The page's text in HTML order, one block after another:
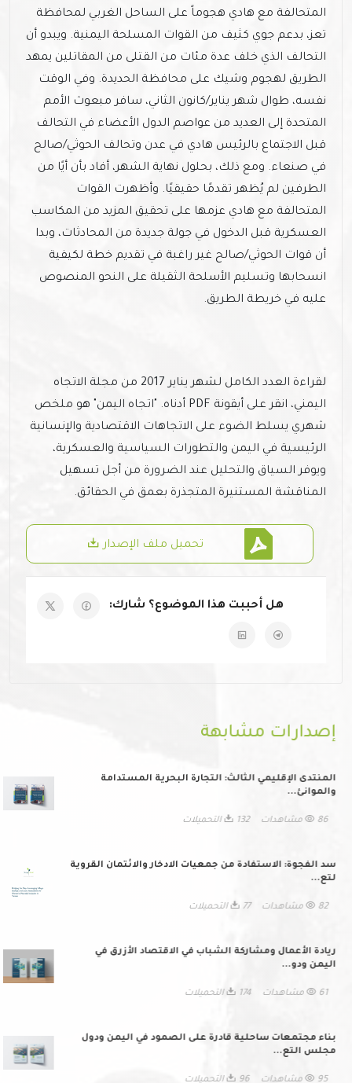
المتحالفة مع هادي هجوماً على الساحل الغربي لمحافظة
تعز، بدعم جوي كثيف من القوات المسلحة اليمنية. ويبدو أن
التحالف الذي خلف عدة مئات من القتلى من المقاتلين يمهد
الطريق لهجوم وشيك على محافظة الحديدة. وفي الوقت
نفسه، طوال شهر يناير/كانون الثاني، سافر مبعوث الأمم
المتحدة إلى العديد من عواصم الدول الأعضاء في التحالف
قبل الاجتماع بالرئيس هادي في عدن وتحالف الحوثي/صالح
في صنعاء. ومع ذلك، بحلول نهاية الشهر، أفاد بأن أيًا من
الطرفين لم يُظهر تقدمًا حقيقيًا. وأظهرت القوات
المتحالفة مع هادي عزمها على تحقيق المزيد من المكاسب
العسكرية قبل الدخول في جولة جديدة من المحادثات، وبدا
أن قوات الحوثي/صالح غير راغبة في تقديم خطة لكيفية
انسحابها وتسليم الأسلحة الثقيلة على النحو المنصوص
عليه في خريطة الطريق.
لقراءة العدد الكامل لشهر يناير 2017 من مجلة الاتجاه
اليمني، انقر على أيقونة PDF أدناه. "اتجاه اليمن" هو ملخص
شهري يسلط الضوء على الاتجاهات الاقتصادية والإنسانية
الرئيسية في اليمن والتطورات السياسية والعسكرية،
ويوفر السياق والتحليل عند الضرورة من أجل تسهيل
المناقشة المستنيرة المتجذرة بعمق في الحقائق.
تحميل ملف الإصدار
هل أحببت هذا الموضوع؟ شارك:
إصدارات مشابهة
المنتدى الإقليمي الثالث: التجارة البحرية المستدامة
والموانئ...
86 مشاهدات 132 التحميلات
سد الفجوة: الاستفادة من جمعيات الادخار والائتمان القروية
لتع...
82 مشاهدات 77 التحميلات
ريادة الأعمال ومشاركة الشباب في الاقتصاد الأزرق في
اليمن ودو...
61 مشاهدات 174 التحميلات
بناء مجتمعات ساحلية قادرة على الصمود في اليمن ودول
مجلس التع...
95 مشاهدات 96 التحميلات